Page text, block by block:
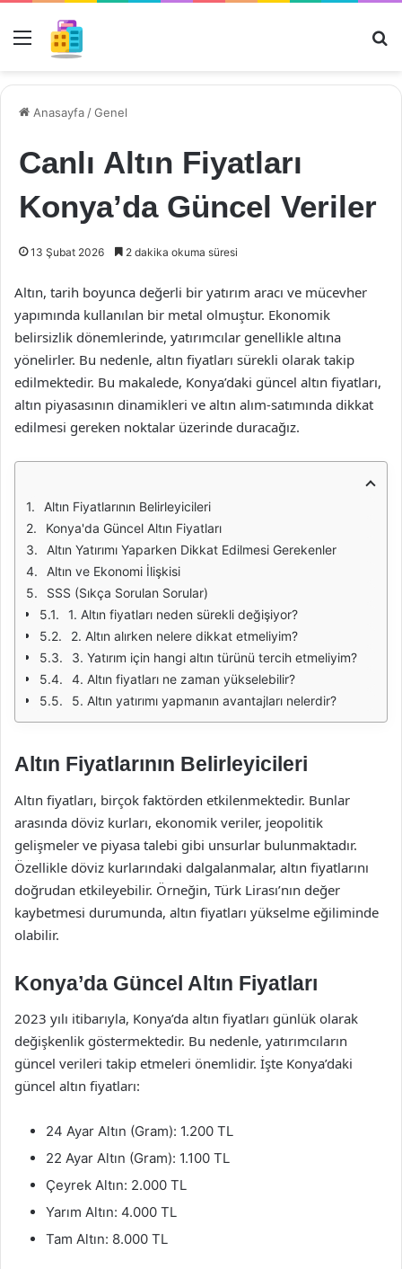
Menü
Anasayfa /Genel
Canlı Altın Fiyatları
Konya’da Güncel Veriler
13 Şubat 2026 2 dakika okuma süresi
Altın, tarih boyunca değerli bir yatırım aracı ve mücevher
yapımında kullanılan bir metal olmuştur. Ekonomik
belirsizlik dönemlerinde, yatırımcılar genellikle altına
yönelirler. Bu nedenle, altın fiyatları sürekli olarak takip
edilmektedir. Bu makalede, Konya’daki güncel altın fiyatları,
altın piyasasının dinamikleri ve altın alım-satımında dikkat
edilmesi gereken noktalar üzerinde duracağız.
Altın Fiyatlarının Belirleyicileri
Konya'da Güncel Altın Fiyatları
Altın Yatırımı Yaparken Dikkat Edilmesi Gerekenler
Altın ve Ekonomi İlişkisi
SSS (Sıkça Sorulan Sorular)
1. Altın fiyatları neden sürekli değişiyor?
2. Altın alırken nelere dikkat etmeliyim?
3. Yatırım için hangi altın türünü tercih etmeliyim?
4. Altın fiyatları ne zaman yükselebilir?
5. Altın yatırımı yapmanın avantajları nelerdir?
Altın Fiyatlarının Belirleyicileri
Altın fiyatları, birçok faktörden etkilenmektedir. Bunlar
arasında döviz kurları, ekonomik veriler, jeopolitik
gelişmeler ve piyasa talebi gibi unsurlar bulunmaktadır.
Özellikle döviz kurlarındaki dalgalanmalar, altın fiyatlarını
doğrudan etkileyebilir. Örneğin, Türk Lirası’nın değer
kaybetmesi durumunda, altın fiyatları yükselme eğiliminde
olabilir.
Konya’da Güncel Altın Fiyatları
2023 yılı itibarıyla, Konya’da altın fiyatları günlük olarak
değişkenlik göstermektedir. Bu nedenle, yatırımcıların
güncel verileri takip etmeleri önemlidir. İşte Konya’daki
güncel altın fiyatları:
24 Ayar Altın (Gram): 1.200 TL
22 Ayar Altın (Gram): 1.100 TL
Çeyrek Altın: 2.000 TL
Yarım Altın: 4.000 TL
Tam Altın: 8.000 TL